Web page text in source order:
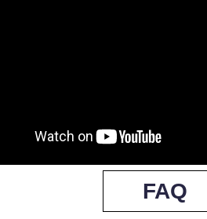
FAQ